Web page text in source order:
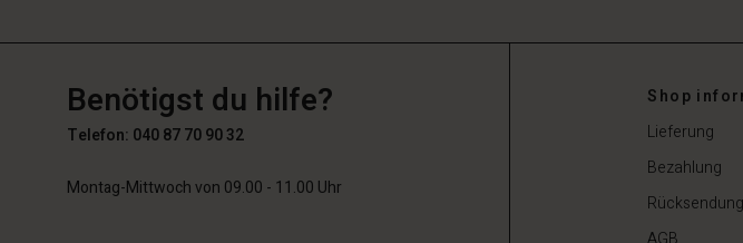
Benötigst du hilfe?
Telefon: 040 87 70 90 32
Montag-Mittwoch von 09.00 - 11.00 Uhr
Shop
Lieferung
Bezahlung
Rücksendung